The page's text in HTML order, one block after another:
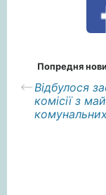
Попредня
Відбулося
комісії з